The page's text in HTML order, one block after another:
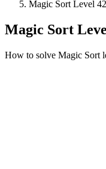
Magic Sort Level
Magic Sort
How to solve Magic Sort